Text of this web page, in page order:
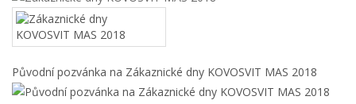
Původní pozvánka na Zákaznické dny KOVOSVIT MAS 2018